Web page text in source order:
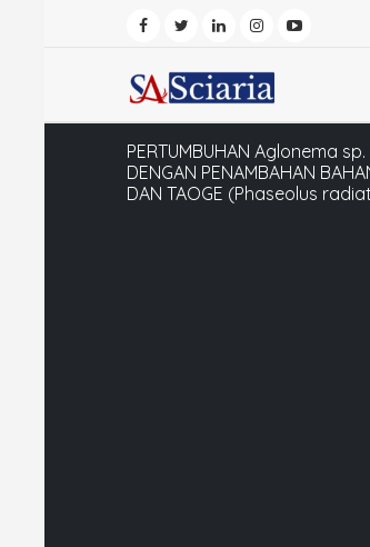
PERTUMBUHAN Aglonema sp.
DENGAN PENAMBAHAN
DAN TAOGE (Phaseolus